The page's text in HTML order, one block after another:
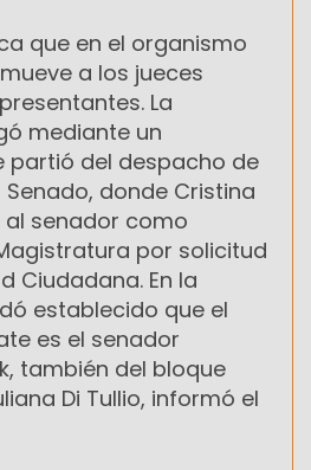
que en el organismo
a los jueces
La
mediante un
partió del despacho de
donde Cristina
al senador como
por solicitud
Ciudadana. En la
establecido que el
es el senador
también del bloque
Di Tullio, informó el